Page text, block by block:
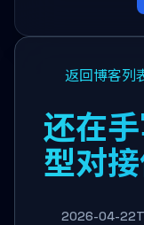
返回博客列
还在
型对
2026-04-